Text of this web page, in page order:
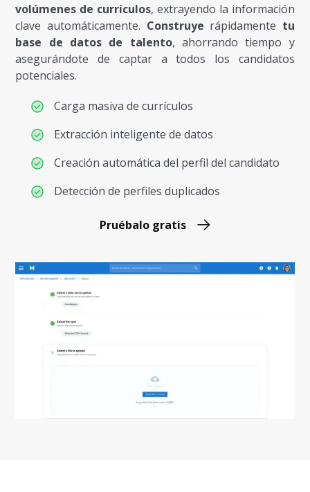
volúmenes de currículos, extrayendo la información
clave automáticamente. Construye rápidamente tu
base de datos de talento, ahorrando tiempo y
asegurándote de captar a todos los candidatos
potenciales.
Carga masiva de currículos
Extracción inteligente de datos
Creación automática del perfil del candidato
Detección de perfiles duplicados
Pruébalo gratis